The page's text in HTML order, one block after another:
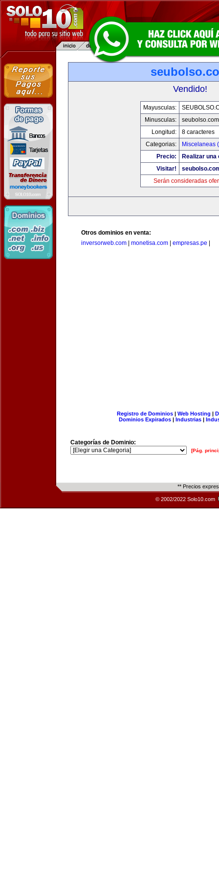
Vendido!
Mayusculas:
Minusculas:
seubolso.com
Longitud:
8 caracteres
Categorias:
Miscelaneas
Precio:
Realizar una
Visitar!
Serán consideradas
Otros dominios en venta:
inversorweb.com
monetisa.com empresas.pe
Registro de Dominios| Web Hosting |
Dominios Expirados | Industrias |
Categorías de Dominio:
[Pág.
** Precios
© 2002/2022 Solo10.com